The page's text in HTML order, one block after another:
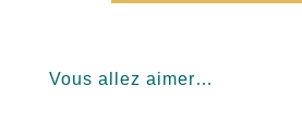
Vous allez aimer…